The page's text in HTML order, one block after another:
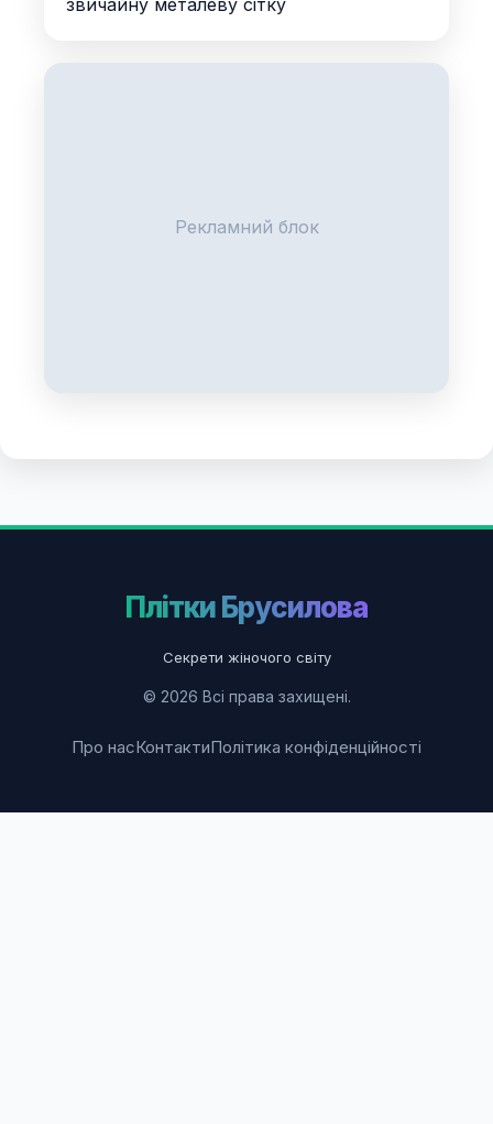
Рекламний блок
Плітки Брусилова
Секрети жіночого світу
© 2026 Всі права захищені.
Про насКонтактиПолітика конфіденційності